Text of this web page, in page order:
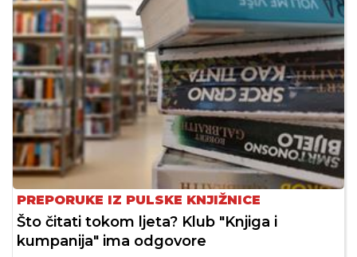
PREPORUKE IZ PULSKE KNJIŽNICE
Što čitati tokom ljeta? Klub "Knjiga i
kumpanija" ima odgovore